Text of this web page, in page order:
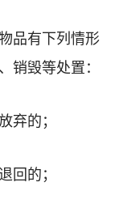
品有下列情形
销毁等处置：
弃的；
回的；